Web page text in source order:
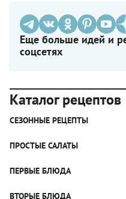
Еще больше идей и
соцсетях
Каталог рецептов
СЕЗОННЫЕ РЕЦЕПТЫ
Рецепты из капусты
Рецепты с грибами
Яблочные пироги
ПРОСТЫЕ САЛАТЫ
Простые салаты
ПЕРВЫЕ БЛЮДА
Щи
ВТОРЫЕ БЛЮДА